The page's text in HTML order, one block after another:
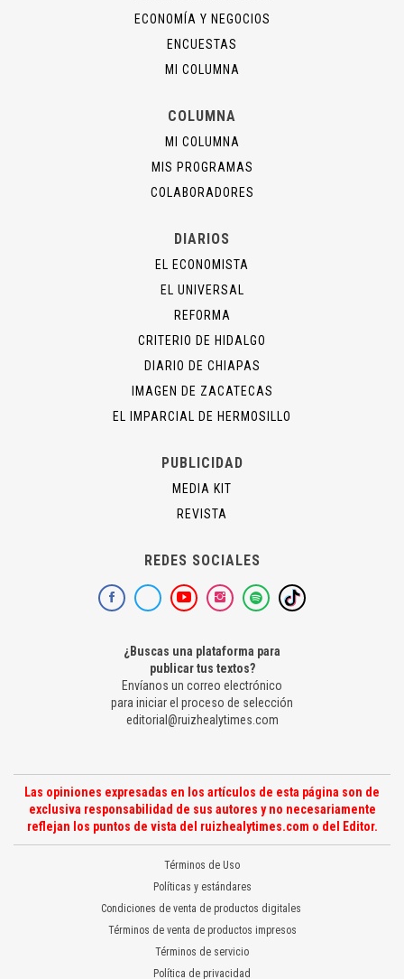
ECONOMÍA Y NEGOCIOS
ENCUESTAS
MI COLUMNA
COLUMNA
MI COLUMNA
MIS PROGRAMAS
COLABORADORES
DIARIOS
EL ECONOMISTA
EL UNIVERSAL
REFORMA
CRITERIO DE HIDALGO
DIARIO DE CHIAPAS
IMAGEN DE ZACATECAS
EL IMPARCIAL DE HERMOSILLO
PUBLICIDAD
MEDIA KIT
REVISTA
REDES SOCIALES
¿Buscas una plataforma para
publicar tus textos?
Envíanos un correo electrónico
para iniciar el proceso de selección
editorial@ruizhealytimes.com
Las opiniones expresadas en los artículos de esta página son de
exclusiva responsabilidad de sus autores y no necesariamente
reflejan los puntos de vista del ruizhealytimes.com o del Editor.
Términos de Uso
Políticas y estándares
Condiciones de venta de productos digitales
Términos de venta de productos impresos
Términos de servicio
Política de privacidad